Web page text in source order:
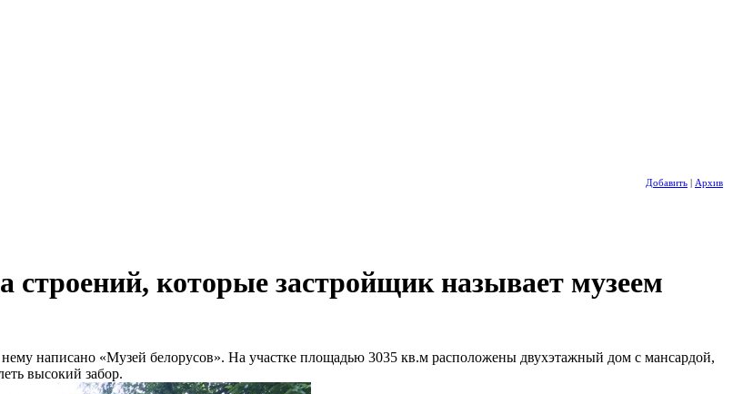
Добавить Архив
строений, которые застройщик называет музеем
написано «Музей белорусов». На участке площадью 3035 кв.м расположены двухэтажный дом с мансардой,
высокий забор.